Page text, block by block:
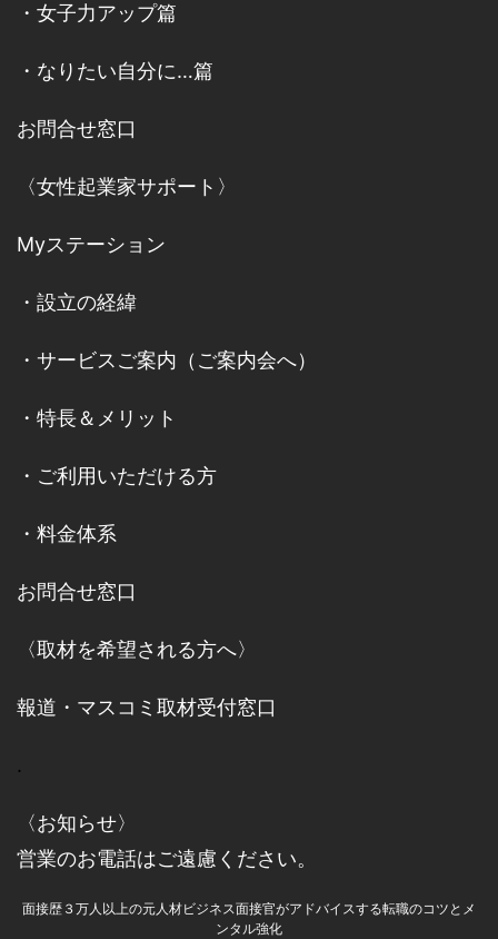
・ 女子力アップ篇
・ なりたい自分に…篇
お問合せ窓口
〈女性起業家サポート〉
Myステーション
・ 設立の経緯
・ サービスご案内 （ ご案内会へ）
・ 特長＆メリット
・ ご利用いただける方
・ 料金体系
お問合せ窓口
〈取材を希望される方へ〉
報道・マスコミ取材受付窓口
.
〈お知らせ〉
営業のお電話はご遠慮ください。
面接歴３万人以上の元人材ビジネス面接官がアドバイスする転職のコツとメ
ンタル強化